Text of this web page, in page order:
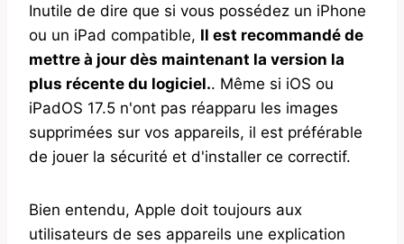
Inutile de dire que si vous possédez un iPhone
ou un iPad compatible, Il est recommandé de
mettre à jour dès maintenant la version la
plus récente du logiciel.. Même si iOS ou
iPadOS 17.5 n'ont pas réapparu les images
supprimées sur vos appareils, il est préférable
de jouer la sécurité et d'installer ce correctif.
Bien entendu, Apple doit toujours aux
utilisateurs de ses appareils une explication